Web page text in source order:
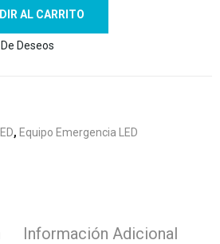
AL CARRITO
Deseos
, Equipo Emergencia LED
Información Adicional